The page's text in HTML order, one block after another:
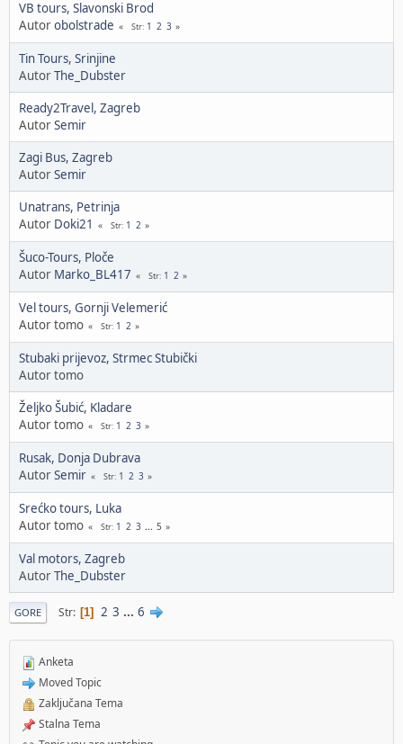
VB tours, Slavonski Brod
Autorobolstrade Str 1 2 3
Tin Tours, Srinjine
AutorThe_Dubster
Ready2Travel, Zagreb
AutorSemir
Zagi Bus, Zagreb
AutorSemir
Unatrans, Petrinja
Autor Doki21 Str 1 2
Šuco-Tours, Ploče
Autor Marko_BL417 Str 1 2
Vel tours, Gornji Velemerić
Autor tomo
Str 1 2
Stubaki prijevoz, Strmec Stubički
Autor tomo
Željko Šubić, Kladare
Autor tomo
Str 1 2 3
Rusak, Donja Dubrava
AutorSemir Str 1 2 3
Srećko tours, Luka
Autor tomo
Str 1 2 3 ... 5
Val motors, Zagreb
AutorThe_Dubster
GORE Str 1 2 3 ... 6
Anketa
Moved Topic
Zaključana Tema
Stalna Tema